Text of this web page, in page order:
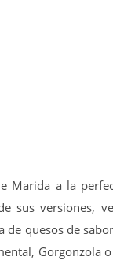
Marida a la
sus versiones,
de quesos de
Gorgonzola